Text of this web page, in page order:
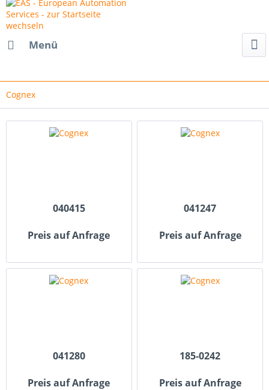
Menü
Cognex
040415
Preis auf Anfrage
041247
Preis auf Anfrage
041280
Preis auf Anfrage
185-0242
Preis auf Anfrage